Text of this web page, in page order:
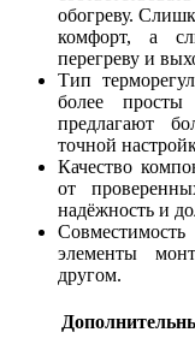
обогреву.
комфорт, а
перегреву и
Тип
более
предлагают
точной
Качество
от
надёжность и
элементы
другом.